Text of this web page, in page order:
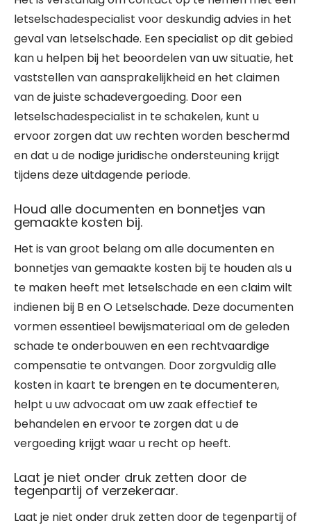
letselschadespecialist voor deskundig advies in het
geval van letselschade. Een specialist op dit gebied
kan u helpen bij het beoordelen van uw situatie, het
vaststellen van aansprakelijkheid en het claimen
van de juiste schadevergoeding. Door een
letselschadespecialist in te schakelen, kunt u
ervoor zorgen dat uw rechten worden beschermd
en dat u de nodige juridische ondersteuning krijgt
tijdens deze uitdagende periode.
Houd alle documenten en bonnetjes van
gemaakte kosten bij.
Het is van groot belang om alle documenten en
bonnetjes van gemaakte kosten bij te houden als u
te maken heeft met letselschade en een claim wilt
indienen bij B en O Letselschade. Deze documenten
vormen essentieel bewijsmateriaal om de geleden
schade te onderbouwen en een rechtvaardige
compensatie te ontvangen. Door zorgvuldig alle
kosten in kaart te brengen en te documenteren,
helpt u uw advocaat om uw zaak effectief te
behandelen en ervoor te zorgen dat u de
vergoeding krijgt waar u recht op heeft.
Laat je niet onder druk zetten door de
tegenpartij of verzekeraar.
Laat je niet onder druk zetten door de tegenpartij of